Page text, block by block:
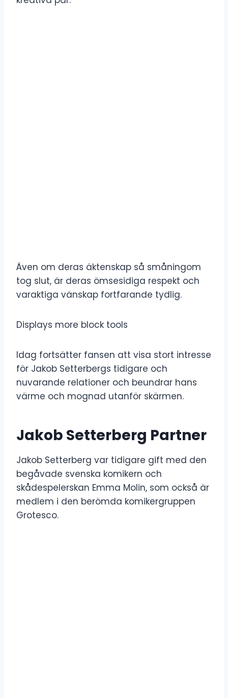
Även om deras äktenskap så småningom
tog slut, är deras ömsesidiga respekt och
varaktiga vänskap fortfarande tydlig.
Displays more block tools
Idag fortsätter fansen att visa stort intresse
för Jakob Setterbergs tidigare och
nuvarande relationer och beundrar hans
värme och mognad utanför skärmen.
Jakob Setterberg Partner
Jakob Setterberg var tidigare gift med den
begåvade svenska komikern och
skådespelerskan Emma Molin, som också är
medlem i den berömda komikergruppen
Grotesco.